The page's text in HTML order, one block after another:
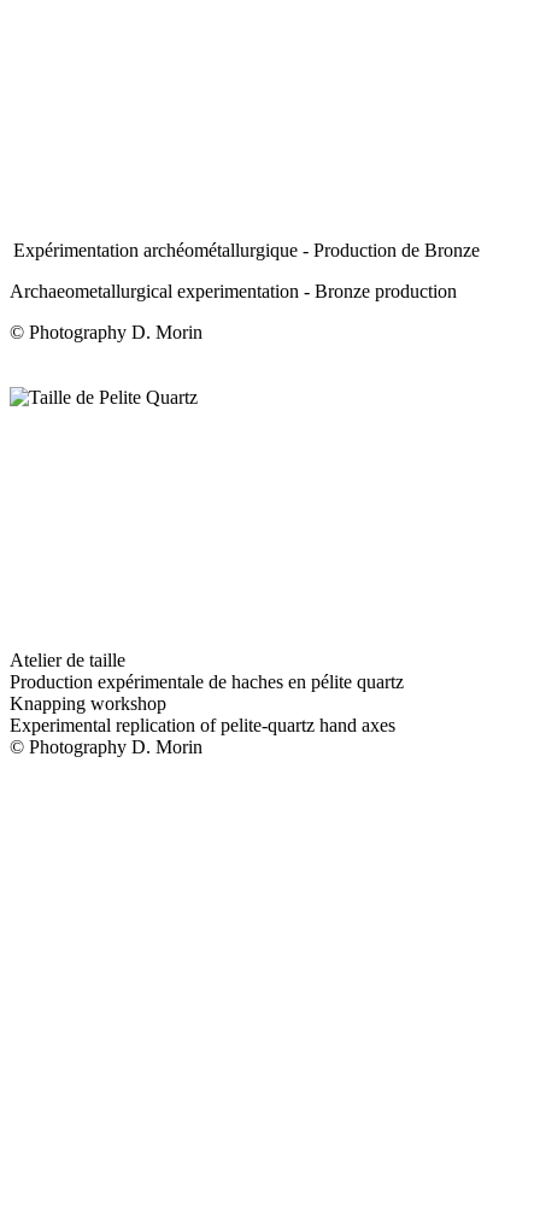
Expérimentation archéométallurgique - Production de Bronze
Archaeometallurgical experimentation - Bronze production
© Photography D. Morin
Atelier de taille
Production expérimentale de haches en pélite quartz
Knapping workshop
Experimental replication of pelite-quartz hand axes
© Photography D. Morin